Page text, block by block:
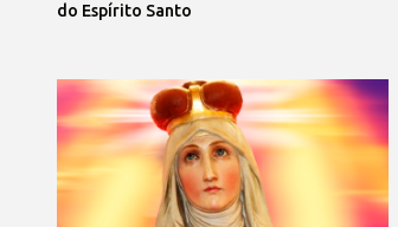
do Espírito Santo